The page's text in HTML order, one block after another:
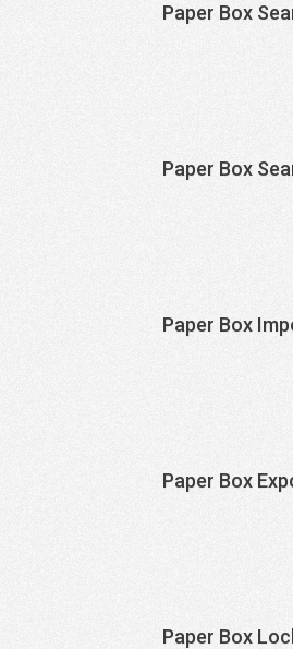
Paper Box
Paper Box
Paper Box
Paper Box
Paper Box